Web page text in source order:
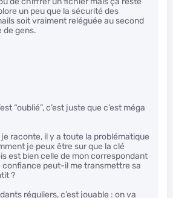
un peu que la sécurité des
soit vraiment reléguée au second
de gens.
“oublié”, c’est juste que c’est méga
raconte, il y a toute la problématique
je peux être sur que la clé
est bien celle de mon correspondant
confiance peut-il me transmettre sa
?
réguliers, c’est jouable : on va